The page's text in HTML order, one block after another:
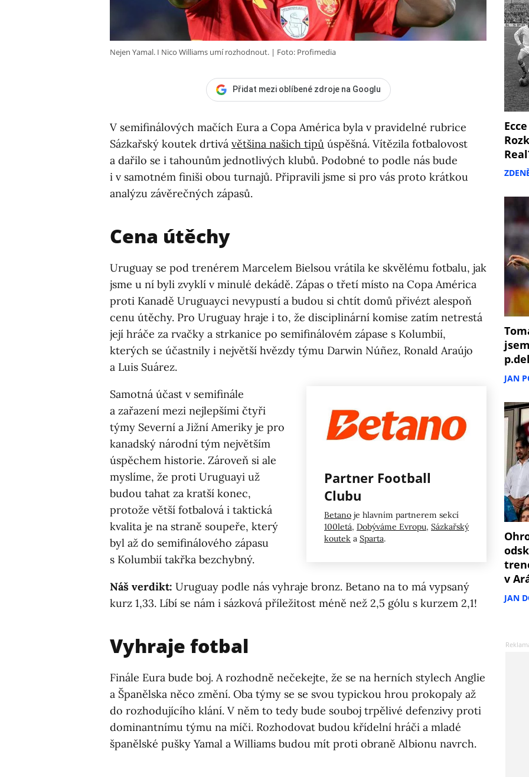
Nejen Yamal. I Nico Williams umí rozhodnout. Foto: Profimedia
Přidat mezi oblíbené zdroje na Googlu
V semifinálových mačích Eura a Copa América byla v pravidelné rubrice
Sázkařský koutek drtivá většina našich tipů úspěšná. Vítězila fotbalovost
a dařilo se i tahounům jednotlivých klubů. Podobné to podle nás bude
i v samotném finiši obou turnajů. Připravili jsme si pro vás proto krátkou
analýzu závěrečných zápasů.
Cena útěchy
Uruguay se pod trenérem Marcelem Bielsou vrátila ke skvělému fotbalu, jak
jsme u ní byli zvyklí v minulé dekádě. Zápas o třetí místo na Copa América
proti Kanadě Uruguayci nevypustí a budou si chtít domů přivézt alespoň
cenu útěchy. Pro Uruguay hraje i to, že disciplinární komise zatím netrestá
její hráče za rvačky a strkanice po semifinálovém zápase s Kolumbií,
kterých se účastnily i největší hvězdy týmu Darwin Núñez, Ronald Araújo
a Luis Suárez.
Partner Football
Clubu
Betano je hlavním partnerem sekcí
100letá, Dobýváme Evropu, Sázkařský
koutek a Sparta.
Samotná účast v semifinále
a zařazení mezi nejlepšími čtyři
týmy Severní a Jižní Ameriky je pro
kanadský národní tým největším
úspěchem historie. Zároveň si ale
myslíme, že proti Uruguayi už
budou tahat za kratší konec,
protože větší fotbalová i taktická
kvalita je na straně soupeře, který
byl až do semifinálového zápasu
s Kolumbií takřka bezchybný.
Náš verdikt: Uruguay podle nás vyhraje bronz. Betano na to má vypsaný
kurz 1,33. Líbí se nám i sázková příležitost méně než 2,5 gólu s kurzem 2,1!
Vyhraje fotbal
Finále Eura bude boj. A rozhodně nečekejte, že se na herních stylech Anglie
a Španělska něco změní. Oba týmy se se svou typickou hrou prokopaly až
do rozhodujícího klání. V něm to tedy bude souboj trpělivé defenzivy proti
dominantnímu týmu na míči. Rozhodovat budou křídelní hráči a mladé
španělské pušky Yamal a Williams budou mít proti obraně Albionu navrch.
p.del
JAN
v
JAN